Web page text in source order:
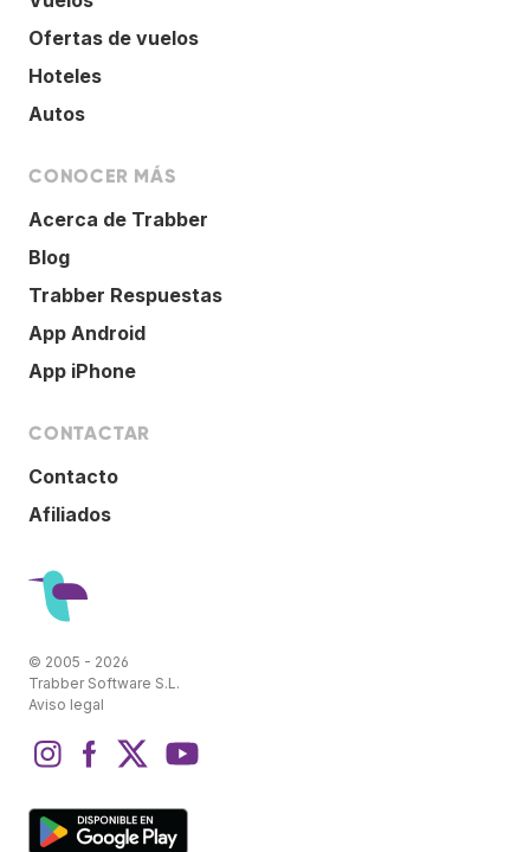
Ofertas de vuelos
Hoteles
Autos
CONOCER MÁS
Acerca de Trabber
Blog
Trabber Respuestas
App Android
App iPhone
CONTACTAR
Contacto
Afiliados
© 2005 - 2026
Trabber Software S.L.
Aviso legal